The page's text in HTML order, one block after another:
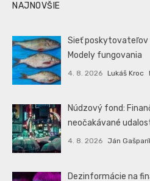
NAJNOVŠIE
Sieť poskytovateľov
Modely fungovania
4. 8. 2026 Lukáš Kroc
Núdzový fond:
neočakávané
4. 8. 2026 Ján
Dezinformácie na